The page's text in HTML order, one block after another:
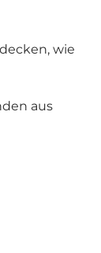
wie
aus